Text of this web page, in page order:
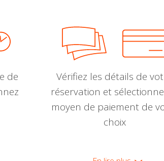
de
Vérifiez les détails de
réservation et
moyen de paiement de
choix